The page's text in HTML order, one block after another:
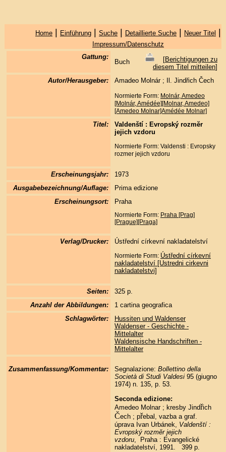
Home| Einführung| Suche| Detaillierte Suche| Neuer Titel |
Impressum/Datenschutz
Gattung:
Buch [Berichtigungen zu
diesem Titel mitteilen]
Autor/Herausgeber:
Amadeo Molnár ; Il. Jindřich Čech
Normierte Form: Molnár, Amedeo
[Molnár, Amédée][Molnar, Amedeo]
[Amedeo Molnar]Amédée Molnar]
Titel:
Valdenští : Evropský rozmĕr
jejich vzdoru
Normierte Form: Valdensti : Evropsky
rozmer jejich vzdoru
Erscheinungsjahr:
1973
Ausgabebezeichnung/Auflage:
Prima edizione
Erscheinungsort:
Praha
Normierte Form: Praha [Prag]
[Prague][Praga]
Verlag/Drucker: Ústřední církevní nakladatelství
Normierte Form: Ústřední církevní
nakladatelství [Ustredni cirkevni
nakladatelstvi]
Seiten:
325 p.
Anzahl der Abbildungen:
1 cartina geografica
Schlagwörter:
Hussiten und Waldenser
Waldenser - Geschichte -
Mittelalter
Waldensische Handschriften -
Mittelalter
Zusammenfassung/Kommentar: Segnalazione: Bollettino della
Società di Studi Valdesi 95 (giugno
1974) n. 135, p. 53.
Seconda edizione:
Amedeo Molnar ; kresby Jindřich
Čech ; přebal, vazba a graf.
úprava Ivan Urbánek, Valdenští :
Evropský rozmĕr jejich
vzdoru, Praha : Evangelické
nakladatelství, 1991. 399 p.